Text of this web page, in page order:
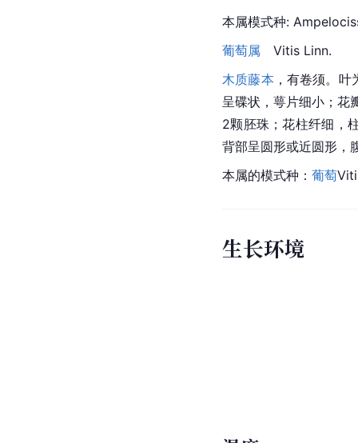
本属模式种:
葡萄属
Vitis Linn.
木质藤本 ，有卷须。叶
呈碟状，萼片细小；花
2颗胚珠 ；花柱纤细，
背部呈圆形或近圆形，
本属的模式种 ： 葡萄
生长环境